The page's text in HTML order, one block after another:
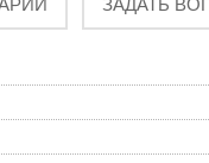
ЗАДАТЬ